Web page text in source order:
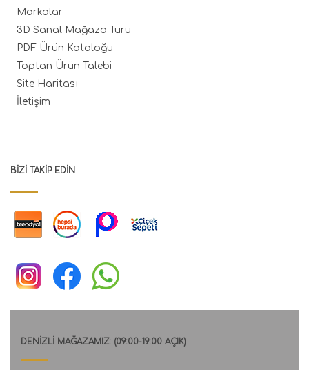
Markalar
3D Sanal Mağaza Turu
PDF Ürün Kataloğu
Toptan Ürün Talebi
Site Haritası
İletişim
BIZI TAKIP EDIN
DENİZLİ MAĞAZAMIZ: (09:00-19:00 AÇIK)